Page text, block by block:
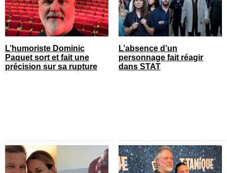
L’humoriste Dominic
Paquet sort et fait une
précision sur sa rupture
L’absence d’un
personnage fait réagir
dans STAT